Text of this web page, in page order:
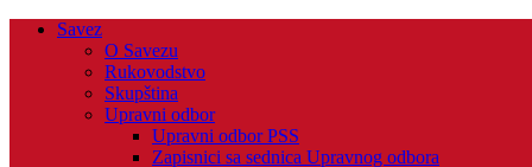
Savez
O Savezu
Rukovodstvo
Skupština
Upravni odbor
Upravni odbor PSS
Zapisnici sa sednica Upravnog odbora